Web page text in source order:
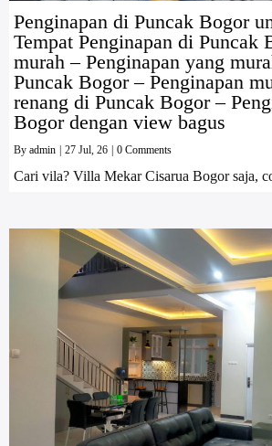
Penginapan di Puncak Bogor
Tempat Penginapan di Puncak
murah – Penginapan yang
Puncak Bogor – Penginapan
renang di Puncak Bogor –
Bogor dengan view bagus
By admin | 27 Jul, 26 | 0 Comments
Cari vila? Villa Mekar Cisarua Bogor saja,